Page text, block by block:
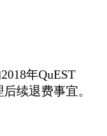
年QuEST
续退费事宜。